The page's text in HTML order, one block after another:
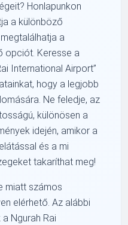
Honlapunkon
a különböző
a
opciót. Keresse a
International Airport”
hogy a legjobb
Ne feledje, az
különösen a
idején, amikor a
és a mi
takaríthat meg!
miatt számos
elérhető. Az alábbi
Ngurah Rai